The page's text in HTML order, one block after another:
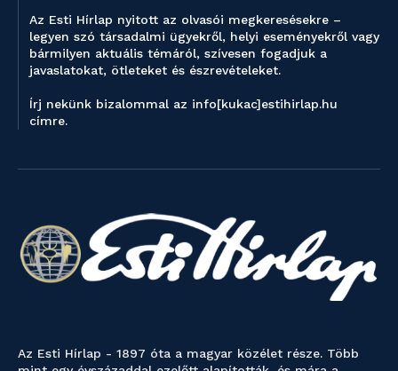
Az Esti Hírlap nyitott az olvasói megkeresésekre –
legyen szó társadalmi ügyekről, helyi eseményekről vagy
bármilyen aktuális témáról, szívesen fogadjuk a
javaslatokat, ötleteket és észrevételeket.
Írj nekünk bizalommal az info[kukac]estihirlap.hu
címre.
Az Esti Hírlap - 1897 óta a magyar közélet része. Több